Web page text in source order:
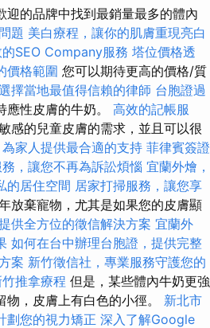
的品牌中找到最銷量最多的體內
題 美白療程，讓你的肌膚重現亮白
SEO Company服務 塔位價格透
價格範圍 您可以期待更高的價格/質
擇當地最值得信賴的律師 台胞證過
性皮膚的牛奶。 高效的記帳服
感的兒童皮膚的需求，並且可以很
家人提供最合適的支持 菲律賓簽證
，讓您不再為訴訟煩惱 宜蘭外燴，
的居住空間 居家打掃服務，讓您享
放棄寵物，尤其是如果您的皮膚顯
供全方位的徵信解決方案 宜蘭外
如何在台中辦理台胞證，提供完整
案 新竹徵信社，專業服務守護您的
竹推拿療程 但是，某些體內牛奶更強
，皮膚上有白色的小徑。 新北市
劃您的視力矯正 深入了解Google